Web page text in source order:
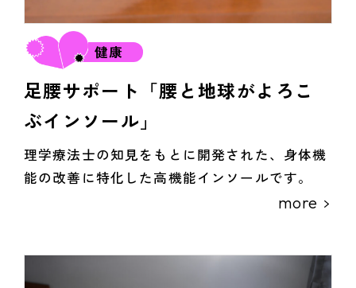
健康
足腰サポート「腰と地球がよろこ
ぶインソール」
理学療法士の知見をもとに開発された、身体機
能の改善に特化した高機能インソールです。
more